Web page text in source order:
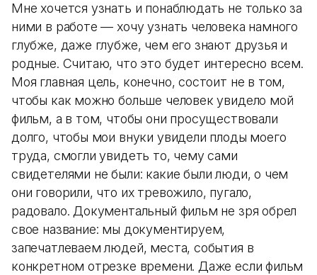
Мне хочется узнать и понаблюдать не только за
ними в работе — хочу узнать человека намного
глубже, даже глубже, чем его знают друзья и
родные. Считаю, что это будет интересно всем.
Моя главная цель, конечно, состоит не в том,
чтобы как можно больше человек увидело мой
фильм, а в том, чтобы они просуществовали
долго, чтобы мои внуки увидели плоды моего
труда, смогли увидеть то, чему сами
свидетелями не были: какие были люди, о чем
они говорили, что их тревожило, пугало,
радовало. Документальный фильм не зря обрел
свое название: мы документируем,
запечатлеваем людей, места, события в
конкретном отрезке времени. Даже если фильм